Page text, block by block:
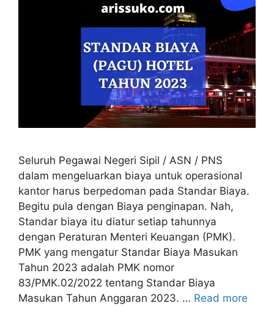
Seluruh Pegawai Negeri Sipil / ASN / PNS
dalam mengeluarkan biaya untuk operasional
kantor harus berpedoman pada Standar Biaya.
Begitu pula dengan Biaya penginapan. Nah,
Standar biaya itu diatur setiap tahunnya
dengan Peraturan Menteri Keuangan (PMK).
PMK yang mengatur Standar Biaya Masukan
Tahun 2023 adalah PMK nomor
83/PMK.02/2022 tentang Standar Biaya
Masukan Tahun Anggaran 2023. … Read more